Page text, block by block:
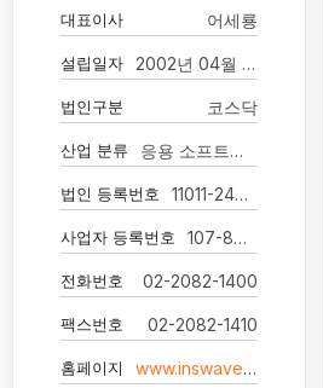
대표이사 어세룡
설립일자 2002년 04월 15일
법인구분 코스닥
산업 분류 응용 소프트웨어 개발 및 공급업
법인 등록번호 11011-2498312
사업자 등록번호 107-86-16054
전화번호 02-2082-1400
팩스번호 02-2082-1410
홈페이지 www.inswave.com